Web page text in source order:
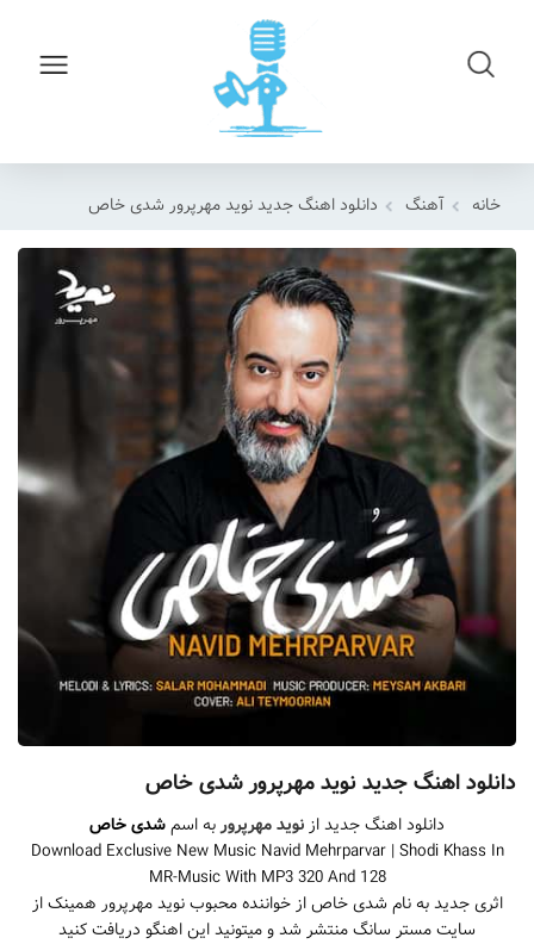
خانه آهنگ دانلود اهنگ جدید نوید مهرپرور شدی خاص
دانلود اهنگ جدید نوید مهرپرور شدی خاص
دانلود اهنگ جدید از نوید مهرپروربه اسمشدی خاص
Download Exclusive New Music Navid Mehrparvar | Shodi Khass In
MR-Music With MP3 320 And 128
اثری جدید به نام شدی خاص از خواننده محبوب نوید مهرپرور همینک از
سایت مستر سانگ منتشر شد و میتونید این اهنگو دریافت کنید